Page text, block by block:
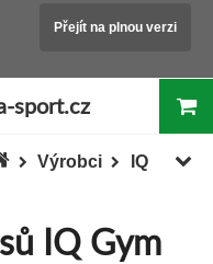
Přejít na plnou verzi
sport.cz
IQ
Výrobci
IQ Gym